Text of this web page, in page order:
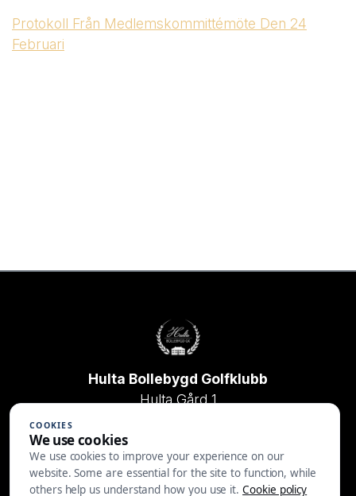
Protokoll Från Medlemskommittémöte Den 24
Februari
Hulta Bollebygd Golfklubb
Hulta Gård 1
033-204340
info@hultagk.se
COOKIES
We use cookies
We use cookies to improve your experience on our
website. Some are essential for the site to function, while
others help us understand how you use it. Cookie policy